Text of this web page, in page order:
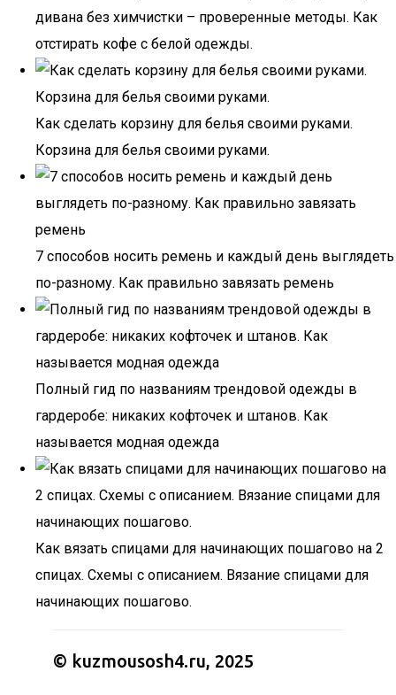
дивана без химчистки – проверенные методы. Как
отстирать кофе с белой одежды.
Как сделать корзину для белья своими руками.
Корзина для белья своими руками.
7 способов носить ремень и каждый день выглядеть
по-разному. Как правильно завязать ремень
Полный гид по названиям трендовой одежды в
гардеробе: никаких кофточек и штанов. Как
называется модная одежда
Как вязать спицами для начинающих пошагово на 2
спицах. Схемы с описанием. Вязание спицами для
начинающих пошагово.
© kuzmousosh4.ru, 2025